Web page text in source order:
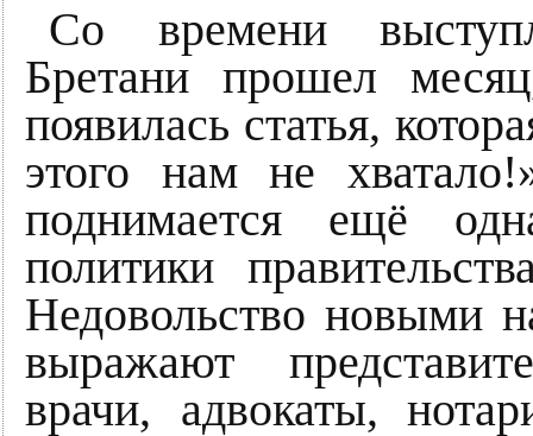
Со времени
Бретани прошел
появилась статья,
этого нам не
поднимается ещё
политики
Недовольство новыми
выражают
врачи, адвокаты,